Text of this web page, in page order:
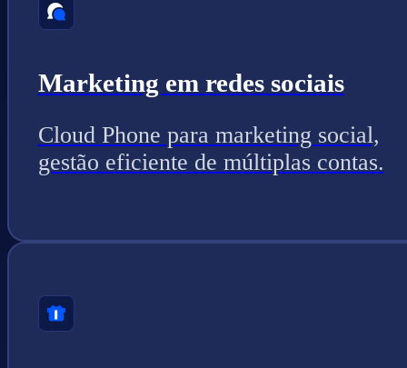
Marketing em redes sociais
Cloud Phone para marketing social,
gestão eficiente de múltiplas contas.